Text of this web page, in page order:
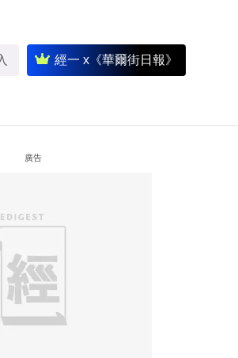
經一 x《華爾街日報》
廣告